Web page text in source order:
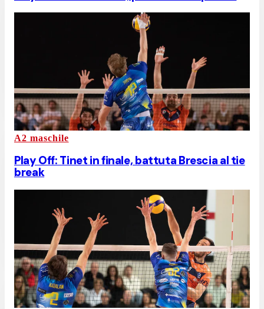
A2 maschile
Play Off: Tinet in finale, battuta Brescia al tie
break